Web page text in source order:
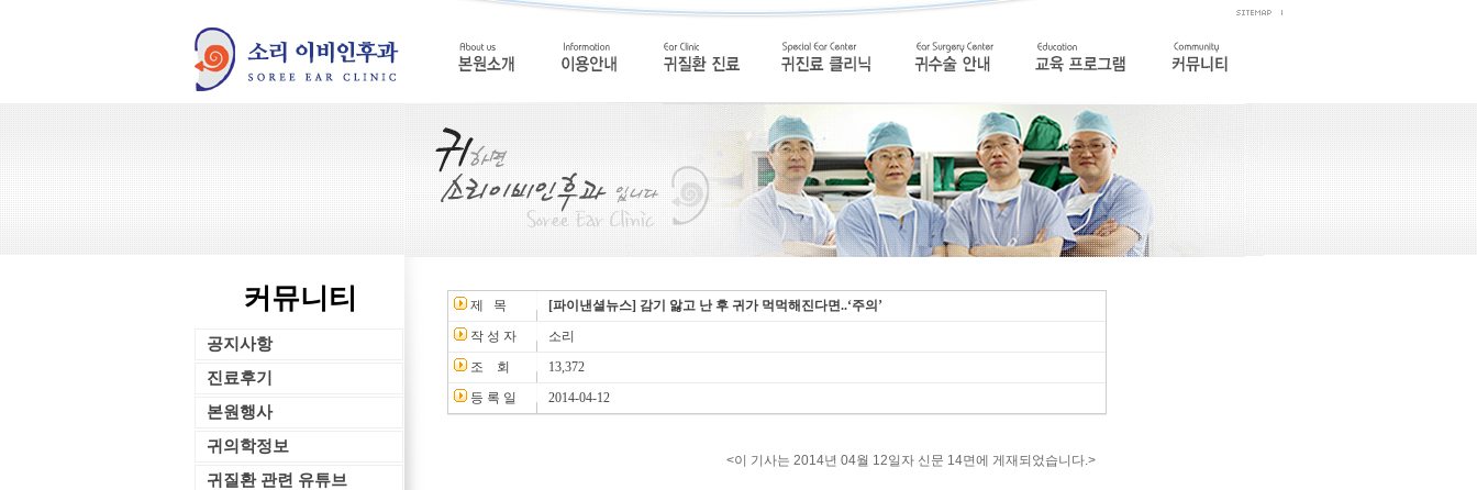
커뮤니티
공지사항
진료후기
본원행사
귀의학정보
귀질환 관련 유튜브
제 목
[파이낸셜뉴스] 감기 앓고 난 후 귀가 먹먹해진다면..‘주의’
작 성 자
소리
조 회
13,372
등 록 일
2014-04-12
<이 기사는 2014년 04월 12일자 신문 14면에 게재되었습니다.>